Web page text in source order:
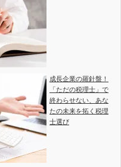
成長企業の羅針盤！
「ただの税理士」で
終わらせない、あな
たの未来を拓く税理
士選び